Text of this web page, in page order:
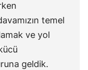
temel
ve yol
geldik.